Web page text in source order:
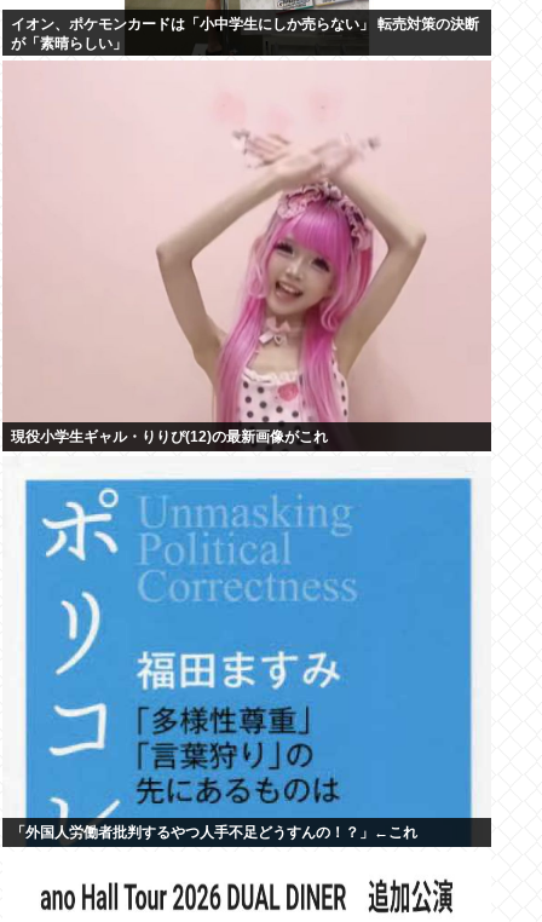
イオン、ポケモンカードは「小中学生にしか売らない」 転売対策の決断
が「素晴らしい」
現役小学生ギャル・りりぴ(12)の最新画像がこれ
「外国人労働者批判するやつ人手不足どうすんの！？」←これ